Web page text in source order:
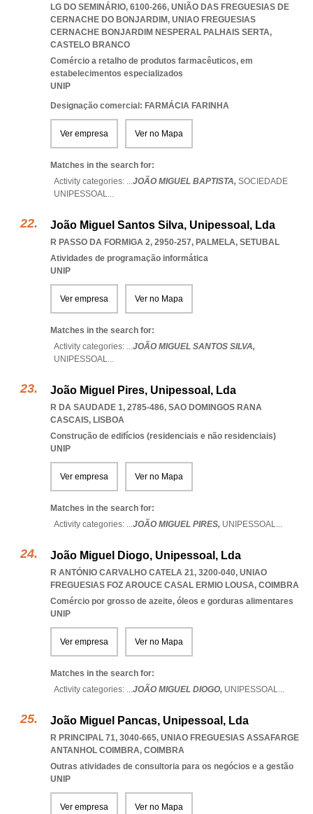
LG DO SEMINÁRIO, 6100-266, UNIÃO DAS FREGUESIAS DE
CERNACHE DO BONJARDIM, UNIAO FREGUESIAS
CERNACHE BONJARDIM NESPERAL PALHAIS SERTA,
CASTELO BRANCO
Comércio a retalho de produtos farmacêuticos, em
estabelecimentos especializados
UNIP
Designação comercial: FARMÁCIA FARINHA
Ver empresa Ver no Mapa
Matches in the search for:
Activity categories: ...JOÃO MIGUEL BAPTISTA, SOCIEDADE
UNIPESSOAL...
João Miguel Santos Silva, Unipessoal, Lda
R PASSO DA FORMIGA 2, 2950-257, PALMELA, SETUBAL
Atividades de programação informática
UNIP
Ver empresa Ver no Mapa
Matches in the search for:
Activity categories: ...JOÃO MIGUEL SANTOS SILVA,
UNIPESSOAL...
João Miguel Pires, Unipessoal, Lda
R DA SAUDADE 1, 2785-486, SAO DOMINGOS RANA
CASCAIS, LISBOA
Construção de edifícios (residenciais e não residenciais)
UNIP
Ver empresa Ver no Mapa
Matches in the search for:
Activity categories: ...JOÃO MIGUEL PIRES, UNIPESSOAL...
João Miguel Diogo, Unipessoal, Lda
R ANTÓNIO CARVALHO CATELA 21, 3200-040, UNIAO
FREGUESIAS FOZ AROUCE CASAL ERMIO LOUSA, COIMBRA
Comércio por grosso de azeite, óleos e gorduras alimentares
UNIP
Ver empresa Ver no Mapa
Matches in the search for:
Activity categories: ...JOÃO MIGUEL DIOGO, UNIPESSOAL...
João Miguel Pancas, Unipessoal, Lda
R PRINCIPAL 71, 3040-665, UNIAO FREGUESIAS ASSAFARGE
ANTANHOL COIMBRA, COIMBRA
Outras atividades de consultoria para os negócios e a gestão
UNIP
Ver empresa Ver no Mapa